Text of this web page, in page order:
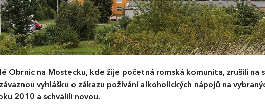
Obrnic na Mostecku, kde žije početná romská komunita, zrušili na
vyhlášku o zákazu požívání alkoholických nápojů na
2010 a schválili novou.